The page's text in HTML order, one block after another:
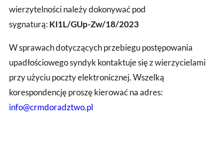
wierzytelności należy dokonywać pod
sygnaturą: KI1L/GUp-Zw/18/2023
W sprawach dotyczących przebiegu postępowania
upadłościowego syndyk kontaktuje się z wierzycielami
przy użyciu poczty elektronicznej. Wszelką
korespondencję proszę kierować na adres:
info@crmdoradztwo.pl